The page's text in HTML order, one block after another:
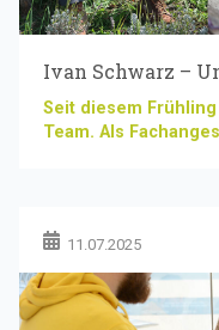
Ivan Schwarz –
Seit diesem
Team. Als
11.07.2025